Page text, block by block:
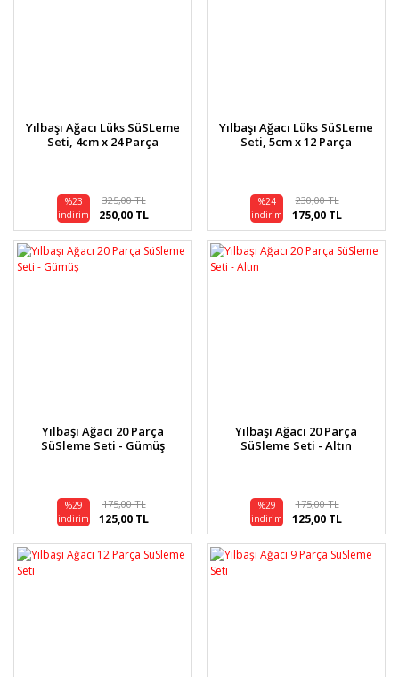
Yılbaşı Ağacı Lüks SüSLeme
Seti, 4cm x 24 Parça
%23
indirim
325,00 TL
250,00 TL
Yılbaşı Ağacı Lüks SüSLeme
Seti, 5cm x 12 Parça
%24
indirim
230,00 TL
175,00 TL
Yılbaşı Ağacı 20 Parça
SüSleme Seti - Gümüş
%29
indirim
175,00 TL
125,00 TL
Yılbaşı Ağacı 20 Parça
SüSleme Seti - Altın
%29
indirim
175,00 TL
125,00 TL